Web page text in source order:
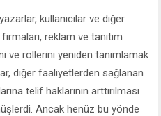
kullanıcılar ve diğer
reklam ve tanıtım
ve rollerini yeniden tanımlamak
diğer faaliyetlerden sağlanan
telif haklarının arttırılması
Ancak henüz bu yönde